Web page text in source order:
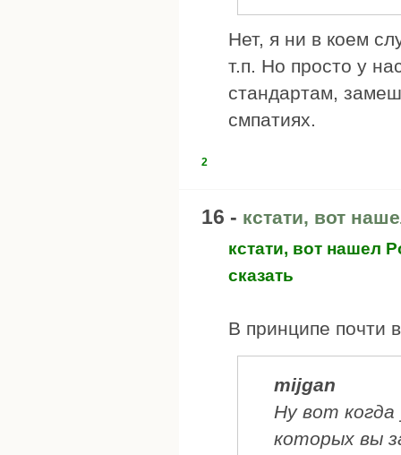
Нет, я ни в коем
т.п. Но просто у
стандартам,
смпатиях.
2
16 - кстати, вот
кстати, вот нашел
сказать
В принципе почти
mijgan
Ну вот
которых вы